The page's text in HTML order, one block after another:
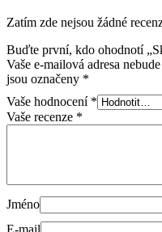
Zatím zde nejsou žádné
Buďte první, kdo ohodnotí
Vaše e-mailová adresa
jsou označeny *
Vaše hodnocení *
Vaše recenze *
Jméno
E-mail